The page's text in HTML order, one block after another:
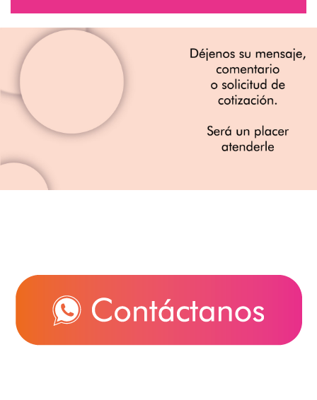
INICIO
TIENDA EN LÍNEA
CORPORATIVOS
CATÁLOGO 2024
DISTRIBUIDORES